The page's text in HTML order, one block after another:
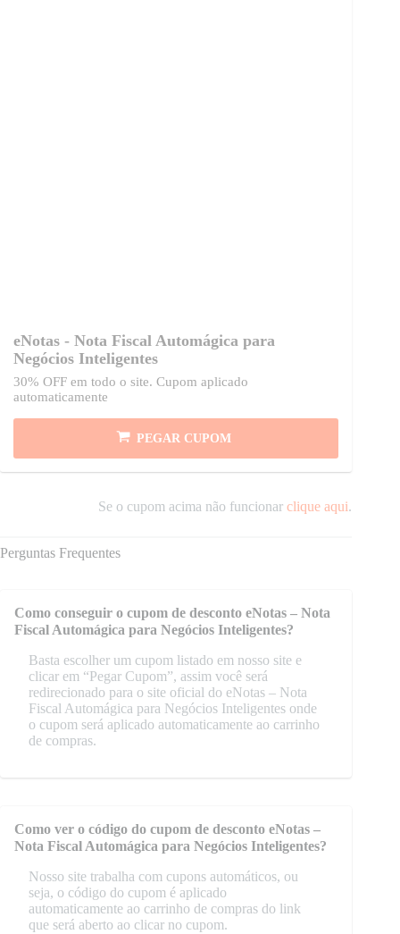
eNotas - Nota Fiscal Automágica para
Negócios Inteligentes
30% OFF em todo o site. Cupom aplicado
automaticamente
PEGAR CUPOM
Se o cupom acima não funcionarclique aqui.
Perguntas Frequentes
Como conseguir o cupom de desconto eNotas – Nota
Fiscal Automágica para Negócios Inteligentes?
Basta escolher um cupom listado em nosso site e
clicar em “Pegar Cupom”, assim você será
redirecionado para o site oficial do eNotas – Nota
Fiscal Automágica para Negócios Inteligentes onde
o cupom será aplicado automaticamente ao carrinho
de compras.
Como ver o código do cupom de desconto eNotas –
Nota Fiscal Automágica para Negócios Inteligentes?
Nosso site trabalha com cupons automáticos, ou
seja, o código do cupom é aplicado
automaticamente ao carrinho de compras do link
que será aberto ao clicar no cupom.